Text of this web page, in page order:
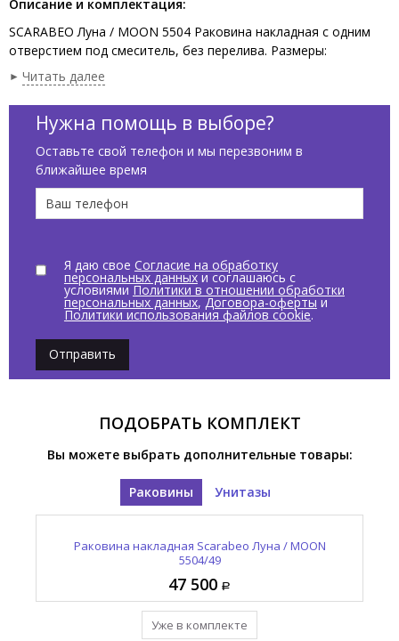
Описание и комплектация:
SCARABEO Луна / MOON 5504 Раковина накладная с одним
отверстием под смеситель, без перелива. Размеры:
42x42x18h см. Рекомендуется установка на столешницу. Цвет
Сланцево-серый / Ardesia.
Читать далее
Нужна помощь в выборе?
Оставьте свой телефон и мы перезвоним в
ближайшее время
Я даю свое Согласие на обработку
персональных данныхи соглашаюсь с
условиямиПолитики в отношении обработки
персональных данных,Договора-офертыи
Политики использования файлов cookie.
Отправить
ПОДОБРАТЬ КОМПЛЕКТ
Вы можете выбрать дополнительные товары:
Раковины Унитазы
Раковина накладная Scarabeo Луна / MOON
5504/49
47 500
Уже в комплекте
Унитаз напольный безободковый Scarabeo Луна /
MOON 5522/CL
30 400
Добавить в комплект